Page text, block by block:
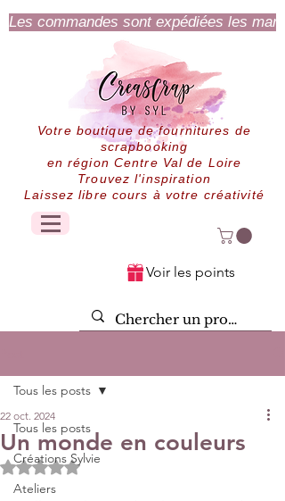
Les commandes sont expédiées les
Votre boutique de fournitures de
scrapbooking
en région Centre Val de Loire
Trouvez l'inspiration
Laissez libre cours à votre créativité
Voir les points
Tous les posts
Créations Sylvie
Ateliers
Tous les posts
Un monde en couleurs
22 oct. 2024
Noté NaN étoiles sur 5.